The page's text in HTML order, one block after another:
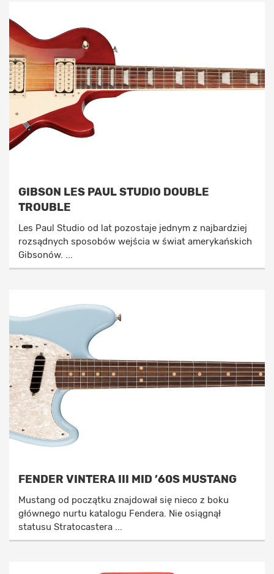
GIBSON LES PAUL STUDIO DOUBLE
TROUBLE
Les Paul Studio od lat pozostaje jednym z najbardziej
rozsądnych sposobów wejścia w świat amerykańskich
Gibsonów. ...
FENDER VINTERA III MID ’60S MUSTANG
Mustang od początku znajdował się nieco z boku
głównego nurtu katalogu Fendera. Nie osiągnął
statusu Stratocastera ...